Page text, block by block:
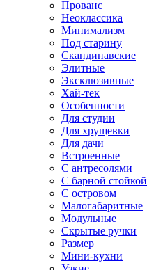
Прованс
Неоклассика
Минимализм
Под старину
Скандинавские
Элитные
Эксклюзивные
Хай-тек
Особенности
Для студии
Для хрущевки
Для дачи
Встроенные
С антресолями
С барной стойкой
С островом
Малогабаритные
Модульные
Скрытые ручки
Размер
Мини-кухни